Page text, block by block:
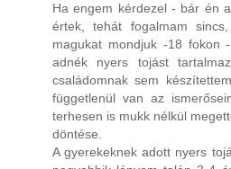
Ha engem kérdezel - bár én
értek, tehát fogalmam
magukat mondjuk -18 fokon
adnék nyers tojást
családomnak sem
függetlenül van az
terhesen is mukk nélkül
döntése.
A gyerekeknek adott nyers